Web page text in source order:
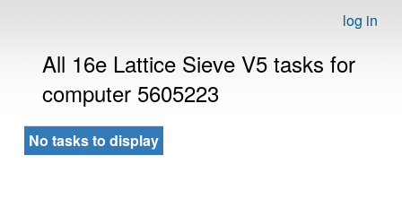
log in
All 16e Lattice Sieve V5 tasks for
computer 5605223
No tasks to display